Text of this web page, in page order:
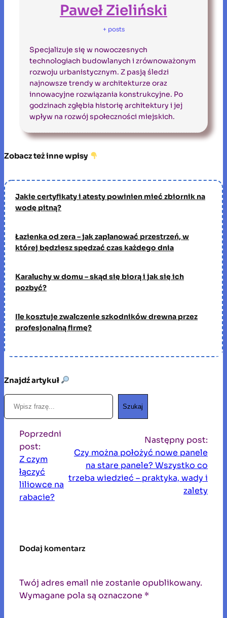
Paweł Zieliński
+ posts
Specjalizuje się w nowoczesnych
technologiach budowlanych i zrównoważonym
rozwoju urbanistycznym. Z pasją śledzi
najnowsze trendy w architekturze oraz
innowacyjne rozwiązania konstrukcyjne. Po
godzinach zgłębia historię architektury i jej
wpływ na rozwój społeczności miejskich.
Zobacz też inne wpisy
Jakie certyfikaty i atesty powinien mieć zbiornik na
wodę pitną?
Łazienka od zera – jak zaplanować przestrzeń, w
której będziesz spędzać czas każdego dnia
Karaluchy w domu – skąd się biorą i jak się ich
pozbyć?
Ile kosztuje zwalczenie szkodników drewna przez
profesjonalną firmę?
Znajdź artykuł
S
Szukaj
Poprzedni
post:
Z czym
łączyć
liliowce na
rabacie?
Następny post:
Czy można położyć nowe panele
na stare panele? Wszystko co
trzeba wiedzieć – praktyka, wady i
zalety
Dodaj komentarz
Twój adres email nie zostanie opublikowany.
Wymagane pola są oznaczone *